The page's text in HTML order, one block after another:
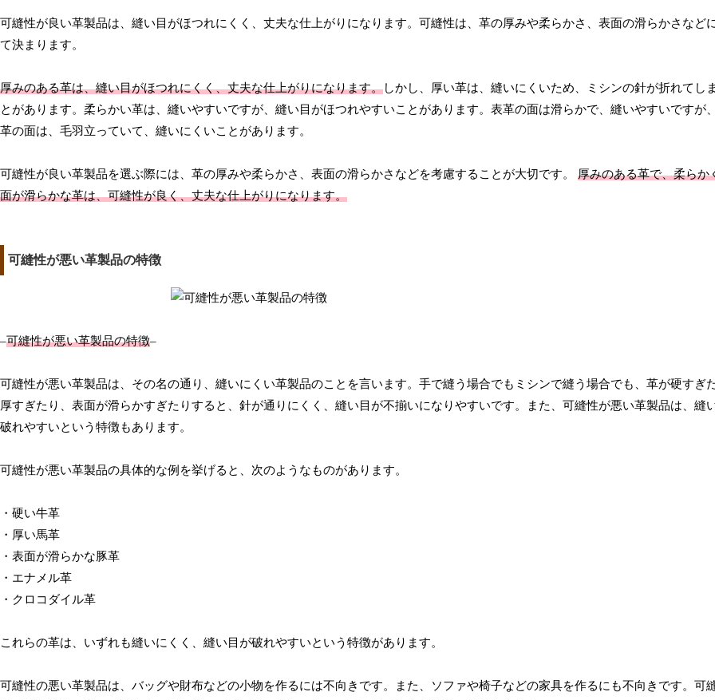
可縫性が良い革製品は、縫い目がほつれにくく、丈夫な仕上がりになります。可縫性は、革の厚みや柔らかさ、表面の滑らかさなど
て決まります。
厚みのある革は、縫い目がほつれにくく、丈夫な仕上がりになります。しかし、厚い革は、縫いにくいため、ミシンの針が折れてし
とがあります。柔らかい革は、縫いやすいですが、縫い目がほつれやすいことがあります。表革の面は滑らかで、縫いやすいですが
革の面は、毛羽立っていて、縫いにくいことがあります。
可縫性が良い革製品を選ぶ際には、革の厚みや柔らかさ、表面の滑らかさなどを考慮することが大切です。 厚みのある革で、柔らか
面が滑らかな革は、可縫性が良く、丈夫な仕上がりになります。
可縫性が悪い革製品の特徴
–可縫性が悪い革製品の特徴–
可縫性が悪い革製品は、その名の通り、縫いにくい革製品のことを言います。手で縫う場合でもミシンで縫う場合でも、革が硬すぎ
厚すぎたり、表面が滑らかすぎたりすると、針が通りにくく、縫い目が不揃いになりやすいです。また、可縫性が悪い革製品は、縫
破れやすいという特徴もあります。
可縫性が悪い革製品の具体的な例を挙げると、次のようなものがあります。
・硬い牛革
・厚い馬革
・表面が滑らかな豚革
・エナメル革
・クロコダイル革
これらの革は、いずれも縫いにくく、縫い目が破れやすいという特徴があります。
可縫性の悪い革製品は、バッグや財布などの小物を作るには不向きです。また、ソファや椅子などの家具を作るにも不向きです。可